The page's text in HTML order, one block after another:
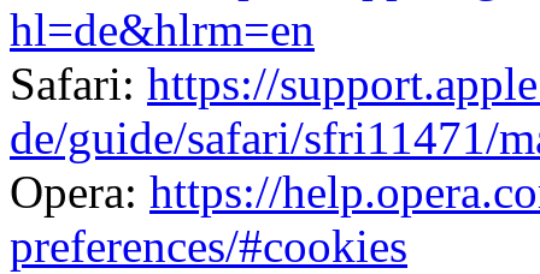
hl=de&hlrm=en
Safari: https://
de/guide/safari/sfri11471/
Opera: https://
preferences/#cookies